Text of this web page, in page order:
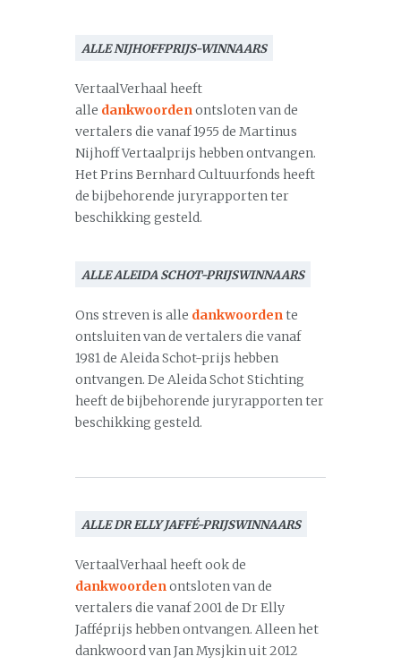
ALLE NIJHOFFPRIJS-WINNAARS
VertaalVerhaal heeft
alle dankwoordenontsloten van de
vertalers die vanaf 1955 de Martinus
Nijhoff Vertaalprijs hebben ontvangen.
Het Prins Bernhard Cultuurfonds heeft
de bijbehorende juryrapporten ter
beschikking gesteld.
ALLE ALEIDA SCHOT-PRIJSWINNAARS
Ons streven is alle dankwoordente
ontsluiten van de vertalers die vanaf
1981 de Aleida Schot-prijs hebben
ontvangen. De Aleida Schot Stichting
heeft de bijbehorende juryrapporten ter
beschikking gesteld.
ALLE DR ELLY JAFFÉ-PRIJSWINNAARS
VertaalVerhaal heeft ook de
dankwoordenontsloten van de
vertalers die vanaf 2001 de Dr Elly
Jafféprijs hebben ontvangen. Alleen het
dankwoord van Jan Mysjkin uit 2012